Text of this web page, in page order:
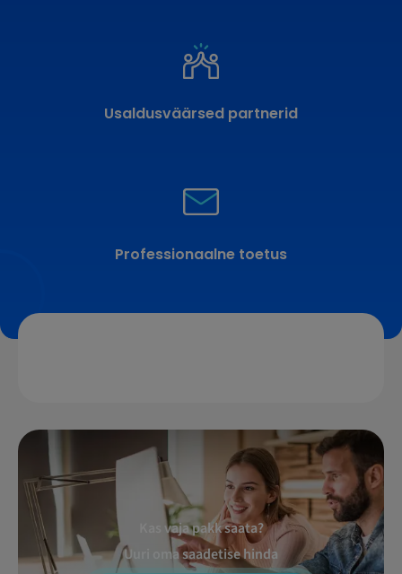
Usaldusväärsed partnerid
Professionaalne toetus
Kas vaja pakk saata?
Uuri oma saadetise hinda